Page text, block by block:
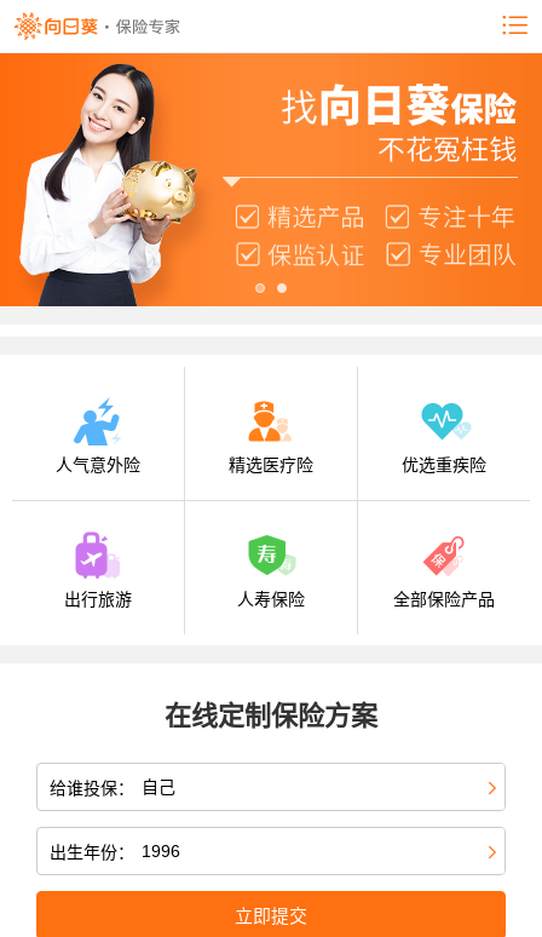
人气意外险 精选医疗险 优选重疾险
出行旅游 人寿保险 全部保险产品
在线定制保险方案
给谁投保：
出生年份：
立即提交